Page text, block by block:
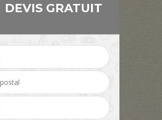
toiture 56 Traitement anti
DEVIS GRATUIT